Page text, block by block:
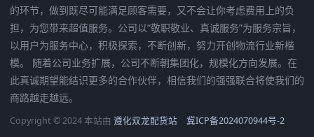
的环节，做到既尽可能满足顾客需要，又不会让你考虑费用上的负
担，为您带来超值服务。公司以“敬职敬业、真诚服务”为服务宗旨，
以用户为服务中心，积极探索，不断创新，努力开创物流行业新楷
模。 随着公司业务扩展，公司不断朝集团化，规模化方向发展。在
此真诚期望能结识更多的合作伙伴，相信我们的强强联合将使我们的
商路越走越远。
Copyright © 2024 本站由 遵化双龙配货站 冀ICP备2024070944号-2